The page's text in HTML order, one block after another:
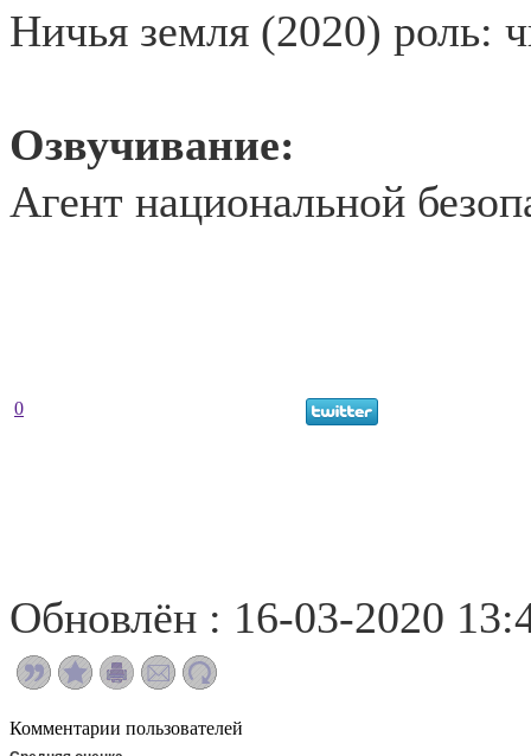
Ничья земля (2020) роль:
Озвучивание:
Агент национальной
0
Обновлён : 16-03-2020
Комментарии пользователей